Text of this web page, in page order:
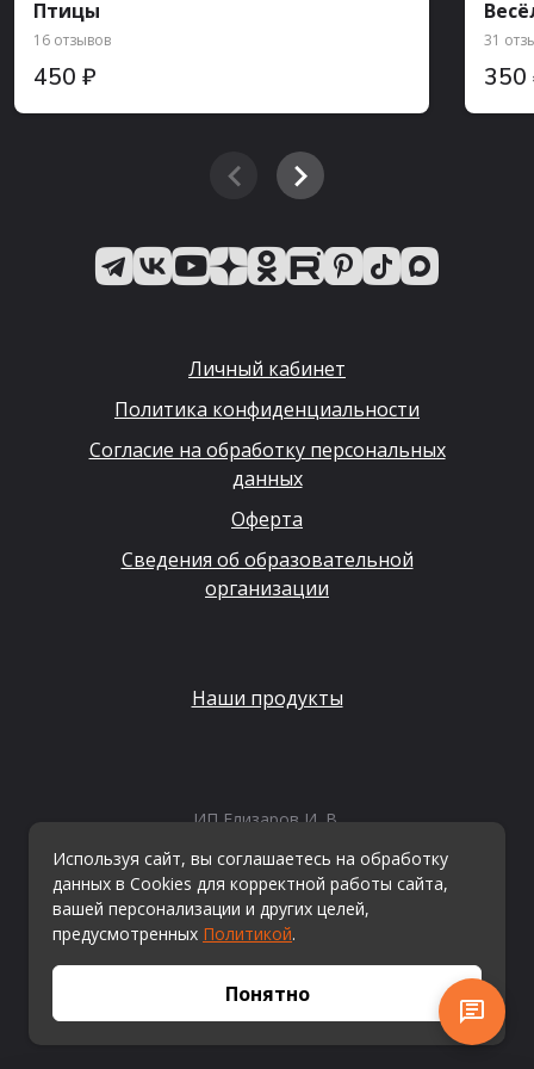
Птицы
16 отзывов
450 ₽
31
350
Личный кабинет
Политика конфиденциальности
Согласие на обработку персональных
данных
Оферта
Сведения об образовательной
организации
Наши продукты
ИП Елизаров И. В.
ОГРНИП: 315665800057162
Эл. почта:info@kvestiks.ru
© Квестикс, 2026
Используя сайт, вы соглашаетесь на обработку
данных в Cookies для корректной работы сайта,
вашей персонализации и других целей,
предусмотренных Политикой.
Понятно